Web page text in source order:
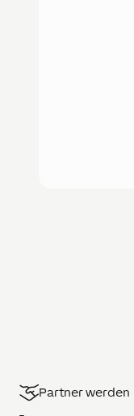
Partner werden